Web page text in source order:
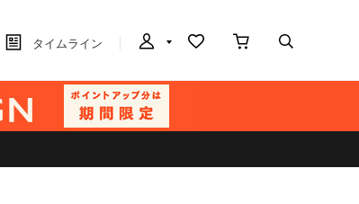
タイムライン